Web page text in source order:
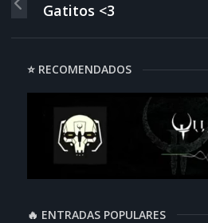
Gatitos <3
⭐ RECOMENDADOS
🔥 ENTRADAS POPULARES